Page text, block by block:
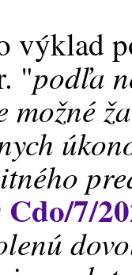
výklad
"podľa
možné
Cdo/7/